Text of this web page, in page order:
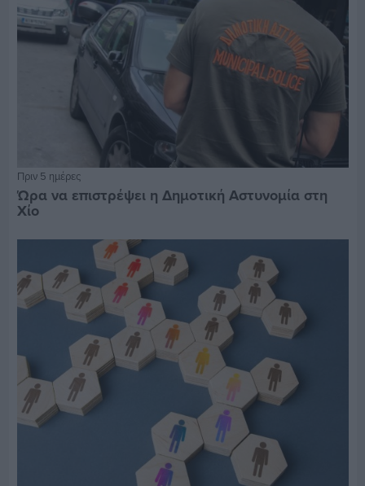
Πριν 5 ημέρες
Ώρα να επιστρέψει η Δημοτική Αστυνομία στη
Χίο